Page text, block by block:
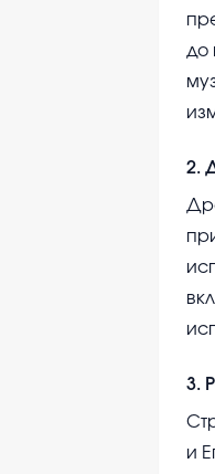
до
2.
3.
и